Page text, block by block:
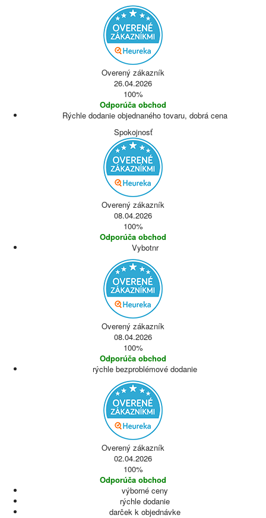
Overený zákazník
26.04.2026
100%
Odporúča obchod
Rýchle dodanie objednaného tovaru, dobrá cena
Spokojnosť
Overený zákazník
08.04.2026
100%
Odporúča obchod
Vybotnr
Overený zákazník
08.04.2026
100%
Odporúča obchod
rýchle bezproblémové dodanie
Overený zákazník
02.04.2026
100%
Odporúča obchod
výborné ceny
rýchle dodanie
darček k objednávke